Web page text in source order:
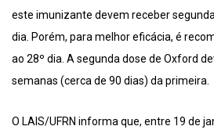
este imunizante devem receber
dia. Porém, para melhor eficácia, é
ao 28º dia. A segunda dose de Oxford
semanas (cerca de 90 dias) da primeira.
O LAIS/UFRN informa que, entre 19 de